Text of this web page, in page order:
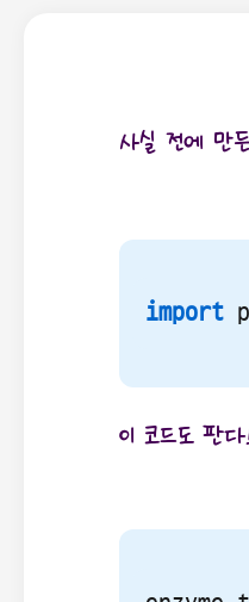
사실 전에 만
import
이 코드도 판